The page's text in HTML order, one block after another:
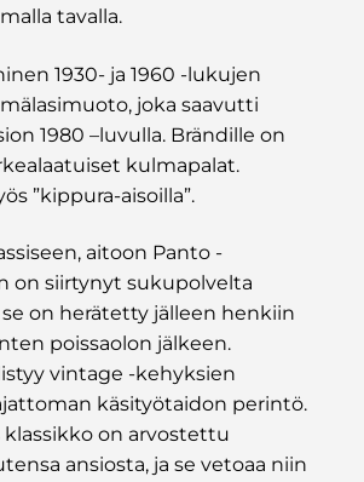
tavalla.
1930- ja 1960 -lukujen
joka saavutti
1980 –luvulla. Brändille on
kulmapalat.
”kippura-aisoilla”.
aitoon Panto -
on siirtynyt sukupolvelta
on herätetty jälleen henkiin
poissaolon jälkeen.
vintage -kehyksien
käsityötaidon perintö.
klassikko on arvostettu
ansiosta, ja se vetoaa niin